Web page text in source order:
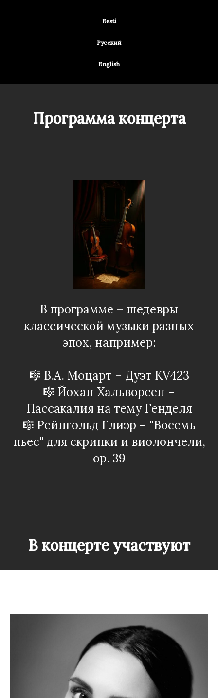
Eesti
Русский
English
Программа концерта
В программе – шедевры
классической музыки разных
эпох, например:
🎼 В.А. Моцарт – Дуэт KV423
🎼 Йохан Хальворсен –
Пассакалия на тему Генделя
🎼 Рейнгольд Глиэр – "Восемь
пьес" для скрипки и виолончели,
op. 39
В концерте участвуют